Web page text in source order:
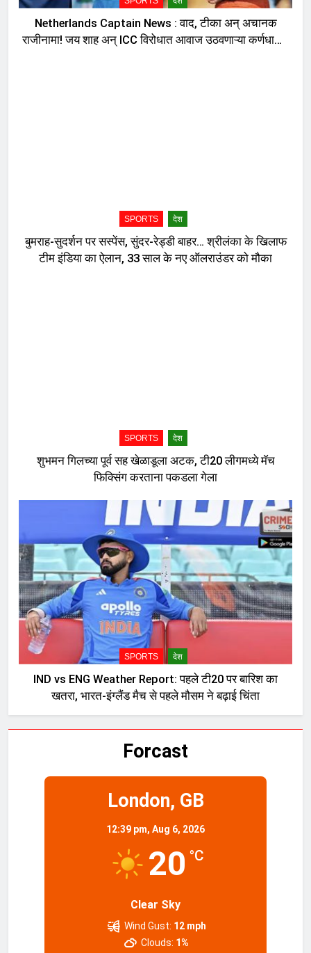
Netherlands Captain News : वाद, टीका अन् अचानक
राजीनामा! जय शाह अन् ICC विरोधात आवाज उठवणाऱ्या कर्णधाराने
SPORTS देश
बुमराह-सुदर्शन पर सस्पेंस, सुंदर-रेड्डी बाहर… श्रीलंका के खिलाफ
टीम इंडिया का ऐलान, 33 साल के नए ऑलराउंडर को मौका
SPORTS देश
शुभमन गिलच्या पूर्व सह खेळाडूला अटक, टी20 लीगमध्ये मॅच
फिक्सिंग करताना पकडला गेला
SPORTS देश
IND vs ENG Weather Report: पहले टी20 पर बारिश का
खतरा, भारत-इंग्लैंड मैच से पहले मौसम ने बढ़ाई चिंता
Forcast
London, GB
12:39 pm, Aug 6, 2026
20 °C
Clear Sky
Wind Gust: 12 mph
Clouds: 1%